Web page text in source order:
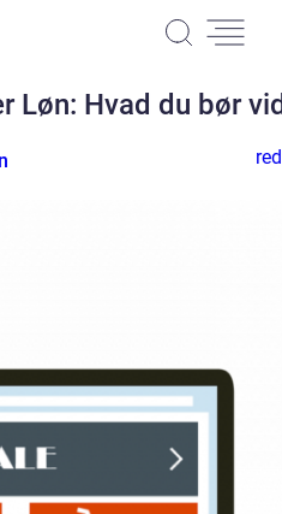
Løn: Hvad du bør